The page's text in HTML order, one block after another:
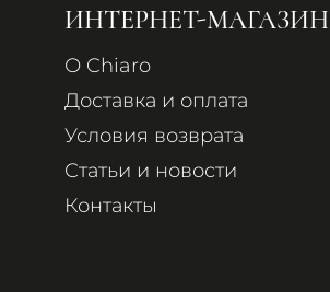
ИНТЕРНЕТ-МАГАЗИН
О Chiaro
Доставка и оплата
Условия возврата
Статьи и новости
Контакты